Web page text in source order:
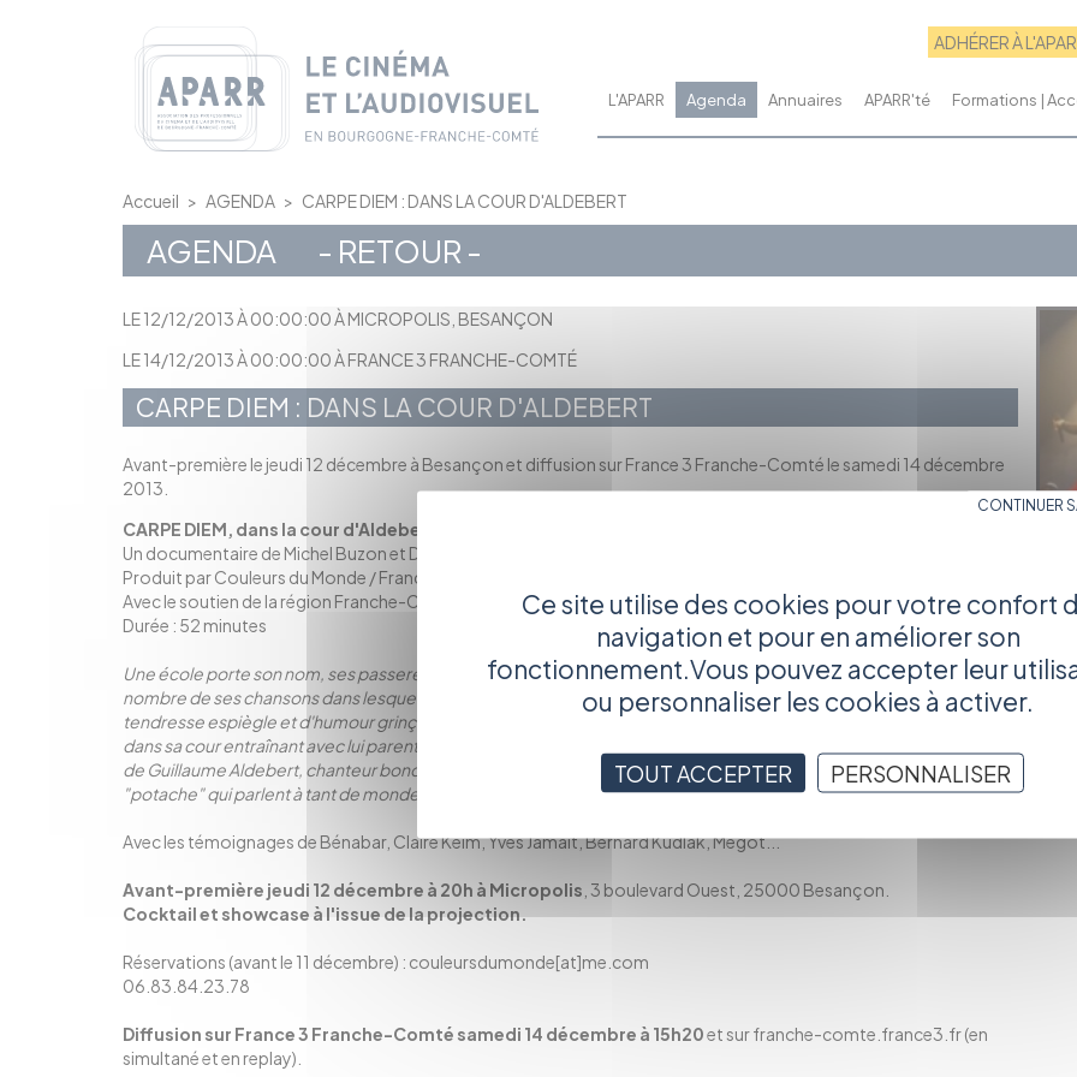
ADHÉRER À
L'APARR Agenda Annuaires APARR'té Formations |
Accueil > AGENDA > CARPE DIEM : DANS LA COUR D'ALDEBERT
AGENDA - RETOUR -
LE 12/12/2013 À 00:00:00 À MICROPOLIS, BESANÇON
LE 14/12/2013 À 00:00:00 À FRANCE 3 FRANCHE-COMTÉ
CARPE DIEM : DANS LA COUR D'ALDEBERT
Avant-première le jeudi 12 décembre à Besançon et diffusion sur France 3 Franche-Comté le samedi 14 décembre
2013.
CARPE DIEM, dans la cour d'Aldebert
Un documentaire de Michel Buzon et Dominique Debaralle
Produit par Couleurs du Monde / France Télévisions / Séquence SDP
Avec le soutien de la région Franche-Comté
Durée : 52 minutes
Une école porte son nom, ses passerelles avec l'enfance et l'adolescence sont solides au point d'inspirer bon
nombre de ses chansons dans lesquelles il surfe avec bonheur sur la nostalgie avec des mots mâtinés de poésie, de
tendresse espiègle et d'humour grinçant. Avec "Enfantillages", dont il vient de sortir un nouvel opus, il s'épanouit
dans sa cour entraînant avec lui parents, enfants et artistes dans un élan créatif contagieux. Quel est donc le secret
de Guillaume Aldebert, chanteur bondissant avec justesse sur les ressorts d'une jeunesse éternelle et d'un esprit
"potache" qui parlent à tant de monde ?
Avec les témoignages de Bénabar, Claire Keim, Yves Jamait, Bernard Kudlak, Mégot...
Avant-première jeudi 12 décembre à 20h à Micropolis , 3 boulevard Ouest, 25000 Besançon.
Cocktail et showcase à l'issue de la projection.
Réservations (avant le 11 décembre) : couleursdumonde[at]me.com
06.83.84.23.78
Diffusion sur France 3 Franche-Comté samedi 14 décembre à 15h20et sur franche-comte.france3.fr (en
simultané et en replay).
Ce site utilise des cookies pour votre confort
navigation et pour en améliorer son
fonctionnement.Vous pouvez accepter leur
ou personnaliser les cookies à activer.
TOUT ACCEPTER
CONTINUER
PERSONNALISER